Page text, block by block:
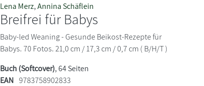
Lena Merz,Annina Schäflein
Breifrei für Babys
Baby-led Weaning - Gesunde Beikost-Rezepte für
Babys. 70 Fotos. 21,0 cm / 17,3 cm / 0,7 cm ( B/H/T )
Buch (Softcover), 64 Seiten
EAN 9783758902833